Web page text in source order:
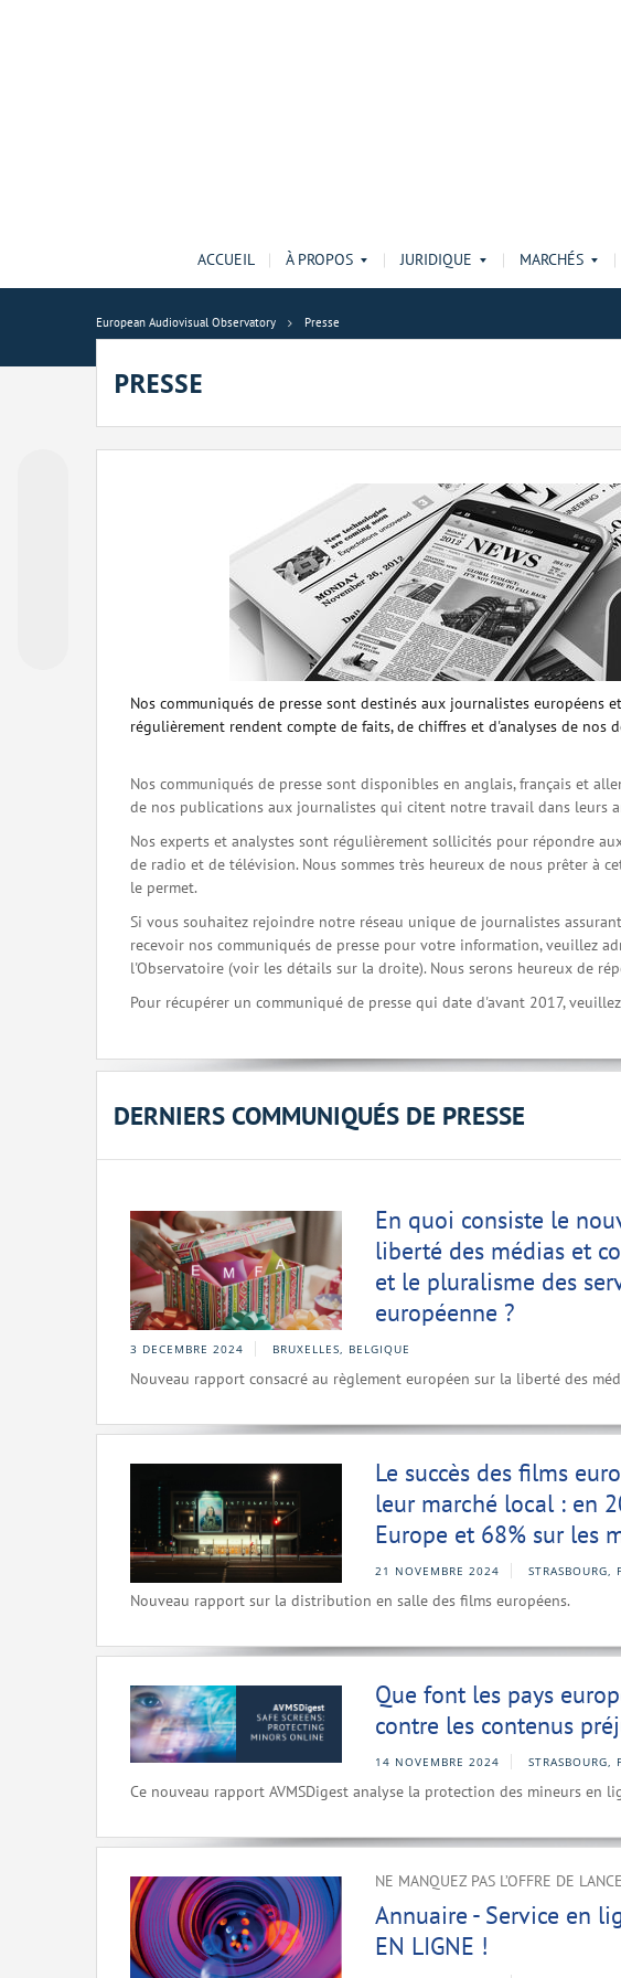
ACCUEIL À PROPOS JURIDIQUE MARCHÉS
European Audiovisual Observatory Presse
PRESSE
Nos communiqués de presse sont destinés aux journalistes européens
régulièrement rendent compte de faits, de chiffres et d'analyses de nos
Nos communiqués de presse sont disponibles en anglais, français et
de nos publications aux journalistes qui citent notre travail dans leurs
Nos experts et analystes sont régulièrement sollicités pour répondre
de radio et de télévision. Nous sommes très heureux de nous prêter à
le permet.
Si vous souhaitez rejoindre notre réseau unique de journalistes
recevoir nos communiqués de presse pour votre information, veuillez
l'Observatoire (voir les détails sur la droite). Nous serons heureux de
Pour récupérer un communiqué de presse qui date d'avant 2017,
DERNIERS COMMUNIQUÉS DE PRESSE
En quoi consiste le
liberté des médias et
et le pluralisme des
européenne ?
3 DECEMBRE 2024 BRUXELLES, BELGIQUE
Nouveau rapport consacré au règlement européen sur la liberté des
Le succès des films
leur marché local : en
Europe et 68% sur les
21 NOVEMBRE 2024 STRASBOURG,
Nouveau rapport sur la distribution en salle des films européens.
Que font les pays
contre les contenus
14 NOVEMBRE 2024 STRASBOURG,
Ce nouveau rapport AVMSDigest analyse la protection des mineurs en
NE MANQUEZ PAS L’OFFRE DE
Annuaire - Service en
EN LIGNE !